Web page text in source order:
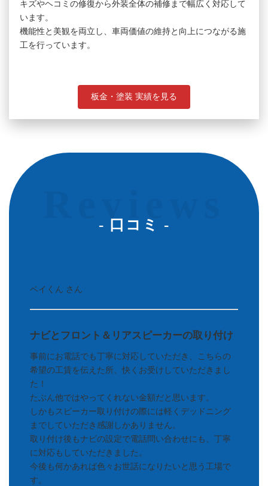
キズやヘコミの修復から外装全体の補修まで幅広く対応して
います。
機能性と美観を両立し、車両価値の維持と向上につながる施
工を行っています。
板金・塗装 実績を見る
- 口コミ -
ベイくん さん
ナビとフロント＆リアスピーカーの取り付け
事前にお電話でも丁寧に対応していただき、こちらの
希望の工賃を伝えた所、快くお受けしていただきまし
た！
たぶん他ではやってくれない金額だと思います。
しかもスピーカー取り付けの際には軽くデッドニング
までしていただき感謝しかありません。
取り付け後もナビの設定で電話問い合わせにも、丁寧
に対応もしていただきました。
今後も何かあれば色々お世話になりたいと思う工場で
す。